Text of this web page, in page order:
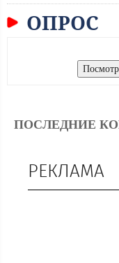
ОПРОС
ПОСЛЕДНИЕ
РЕКЛАМА